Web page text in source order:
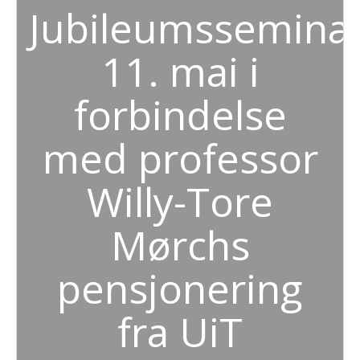
11. mai i
forbindelse
med professor
Willy-Tore
Mørchs
pensjonering
fra UiT